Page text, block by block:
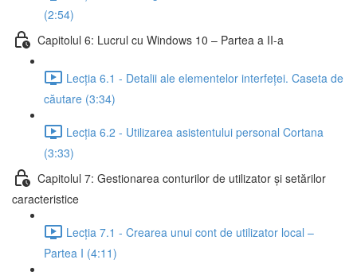
(2:54)
Capitolul 6: Lucrul cu Windows 10 – Partea a II-a
Lecția 6.1 - Detalii ale elementelor interfeței. Caseta de
căutare (3:34)
Lecția 6.2 - Utilizarea asistentului personal Cortana
(3:33)
Capitolul 7: Gestionarea conturilor de utilizator și setărilor
caracteristice
Lecția 7.1 - Crearea unui cont de utilizator local –
Partea I (4:11)